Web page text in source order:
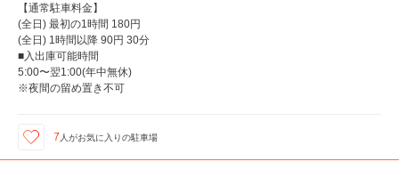
【通常駐車料金】
(全日) 最初の1時間 180円
(全日) 1時間以降 90円 30分
■入出庫可能時間
5:00〜翌1:00(年中無休)
※夜間の留め置き不可
7 人がお気に入りの駐車場